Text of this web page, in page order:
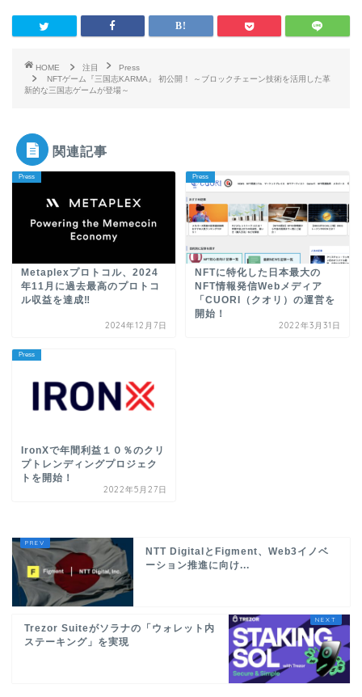
HOME 注目
Press
NFTゲーム『三国志KARMA』 初公開！ ～ブロックチェーン技術を活用した革
新的な三国志ゲームが登場～
関連記事
Press
Metaplexプロトコル、2024
年11月に過去最高のプロトコ
ル収益を達成‼︎
2024年12月7日
Press
NFTに特化した日本最大の
NFT情報発信Webメディア
「CUORI（クオリ）の運営を
開始！
2022年3月31日
Press
IronXで年間利益１０％のクリ
プトレンディングプロジェク
トを開始！
2022年5月27日
NTT DigitalとFigment、Web3イノベ
ーション推進に向け...
Trezor Suiteがソラナの「ウォレット内
ステーキング」を実現